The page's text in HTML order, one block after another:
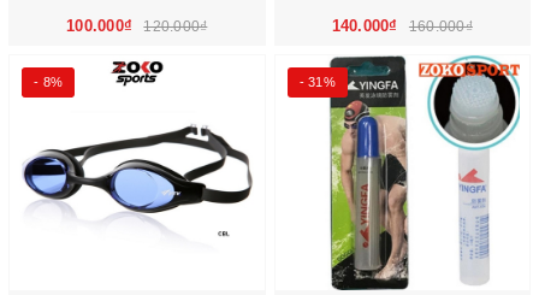
100.000₫ 120.000₫ 140.000₫ 160.000₫
- 8% - 31%